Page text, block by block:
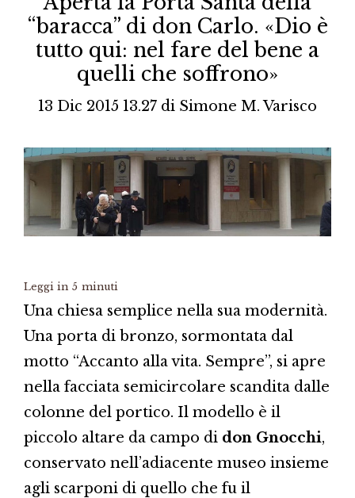
“baracca” di don Carlo. «Dio è
tutto qui: nel fare del bene a
quelli che soffrono»
13 Dic 2015 13.27 di Simone M. Varisco
Leggi in 5 minuti
Una chiesa semplice nella sua modernità.
Una porta di bronzo, sormontata dal
motto “Accanto alla vita. Sempre”, si apre
nella facciata semicircolare scandita dalle
colonne del portico. Il modello è il
piccolo altare da campo di don Gnocchi,
conservato nell’adiacente museo insieme
agli scarponi di quello che fu il